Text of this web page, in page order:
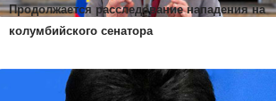
Продолжается расследование нападения на
колумбийского сенатора